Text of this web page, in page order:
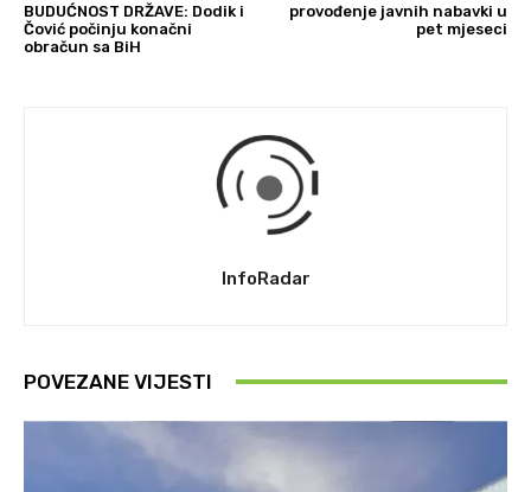
BUDUĆNOST DRŽAVE: Dodik i
Čović počinju konačni
obračun sa BiH
provođenje javnih nabavki u
pet mjeseci
InfoRadar
POVEZANE VIJESTI